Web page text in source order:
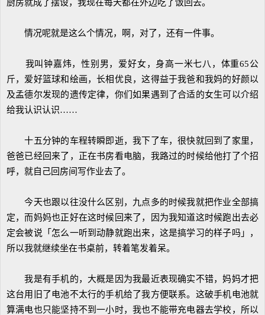
厨房就成了摆设，我现在每天都在外边吃了饭回去。
情况呢就是这么个情况，啊，对了，还有一件事。
我叫钟嘉炜，性别男，爱好女，身高一米七八，体重65公
斤，爱好篮球和绘画，长相优良，这得益于我爸和我妈的好颜以
及孟德尔发现的遗传定律，你们如果遇到了合适的女生可以介绍
给我认识认识……
十五分钟的车程转瞬即逝，我下了车，很快就回到了家里，
爸爸已经回来了，正在书房看电脑，我路过的时候给他打了个招
呼，就自己回房间写作业去了。
今天也跟以往没什么区别，九点多的时候我就把作业全部搞
定，而妈妈也正好在这时候回来了，因为我知道这时候跑出去必
定会被说「怎么一听到动静就跑出来，这是搞学习的样子吗」，
所以我就继续坐在书桌前，转着笔发着呆。
我是有手机的，大概是因为我最近表现确实不错，妈妈才把
这台用旧了电池不太行的手机给了我方便联系。这破手机电池就
算满电也只能坚持不到一小时，我也不能带充电器去学校，所以